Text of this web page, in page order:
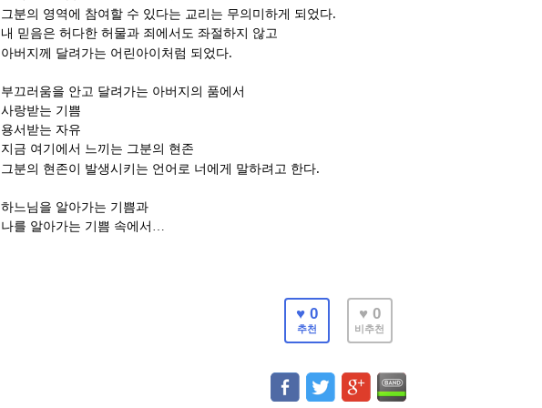
그분의 영역에 참여할 수 있다는 교리는 무의미하게 되었다.
내 믿음은 허다한 허물과 죄에서도 좌절하지 않고
아버지께 달려가는 어린아이처럼 되었다.
부끄러움을 안고 달려가는 아버지의 품에서
사랑받는 기쁨
용서받는 자유
지금 여기에서 느끼는 그분의 현존
그분의 현존이 발생시키는 언어로 너에게 말하려고 한다.
하느님을 알아가는 기쁨과
나를 알아가는 기쁨 속에서 …
♥ 0
추천
♥ 0
비추천